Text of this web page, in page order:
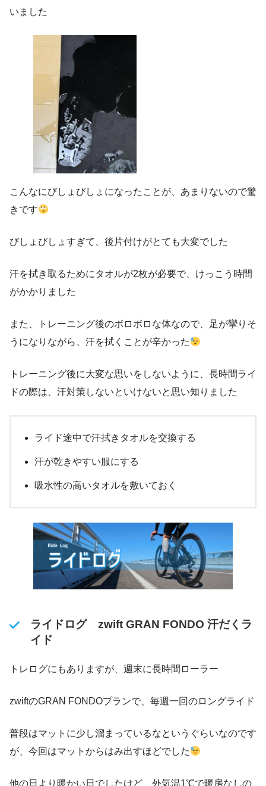
いました
こんなにびしょびしょになったことが、あまりないので驚
きです
びしょびしょすぎて、後片付けがとても大変でした
汗を拭き取るためにタオルが2枚が必要で、けっこう時間
がかかりました
また、トレーニング後のボロボロな体なので、足が攣りそ
うになりながら、汗を拭くことが辛かった
トレーニング後に大変な思いをしないように、長時間ライ
ドの際は、汗対策しないといけないと思い知りました
ライド途中で汗拭きタオルを交換する
汗が乾きやすい服にする
吸水性の高いタオルを敷いておく
ライドログ zwift GRAN FONDO 汗だくラ
イド
トレログにもありますが、週末に長時間ローラー
zwiftのGRAN FONDOプランで、毎週一回のロングライド
普段はマットに少し溜まっているなというぐらいなのです
が、今回はマットからはみ出すほどでした
他の日より暖かい日でしたけど、外気温1℃で暖房なしの